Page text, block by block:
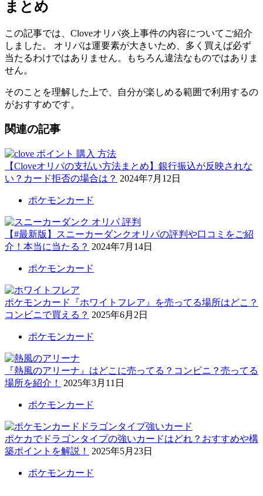
まとめ
この記事では、Cloveオリパ炎上事件の内容についてご紹介
しました。 オリパは運要素が大きいため、多く買えば必ず
当たるわけではありません。もちろん違法なものではありま
せん。
そのことを理解した上で、自分が楽しめる範囲で利用するの
がおすすめです。
関連の記事
【Cloveオリパの支払い方法まとめ】銀行振込が反映されな
い？カード拒否の場合は？ 2024年7月12日
ポケモンカード
【#最新版】スニーカーダンクオリパの評判や口コミをご紹
介！本当に当たる？ 2024年7月14日
ポケモンカード
ポケモンカード『ホワイトフレア』を売ってる場所はどこ？
コンビニで買える？ 2025年6月2日
ポケモンカード
『熱風のアリーナ』はどこに売ってる？コンビニ？売ってる
場所を紹介！
2025年3月11日
ポケモンカード
ポケカでドラゴンタイプの強いカードはどれ？おすすめや構
築ポイントを解説！
2025年5月23日
ポケモンカード